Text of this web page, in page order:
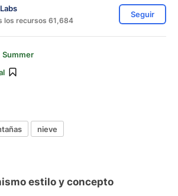
los recursos 61,684
Seguir
Summer
nieve
estilo y concepto